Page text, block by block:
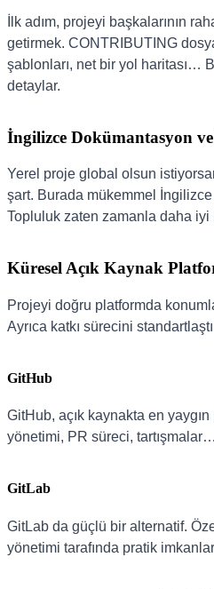
İlk adım, projeyi başkalarının
getirmek. CONTRIBUTING
şablonları, net bir yol haritası…
detaylar.
İngilizce Dokümantasyon
Yerel proje global olsun
şart. Burada mükemmel İngilizce
Topluluk zaten zamanla daha iyi
Küresel Açık Kaynak
Projeyi doğru platformda
Ayrıca katkı sürecini
GitHub
GitHub, açık kaynakta en
yönetimi, PR süreci,
GitLab
GitLab da güçlü bir alternatif.
yönetimi tarafında pratik